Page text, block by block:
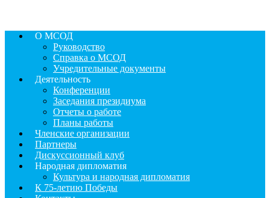
О МСОД
Руководство
Справка о МСОД
Учредительные документы
Деятельность
Конференции
Заседания президиума
Отчеты о работе
Планы работы
Членские организации
Партнеры
Дискуссионный клуб
Народная дипломатия
Культура и народная дипломатия
К 75-летию Победы